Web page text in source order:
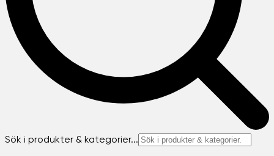
Sök i produkter & kategorier...